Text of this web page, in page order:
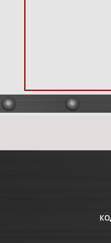
5 Органы
пружины
6